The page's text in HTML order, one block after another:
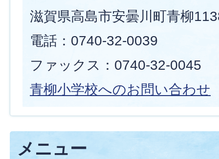
滋賀県高島市安曇川町青柳
電話：0740-32-0039
ファックス：0740-32-0045
青柳小学校へのお問い合わせ
メニュー